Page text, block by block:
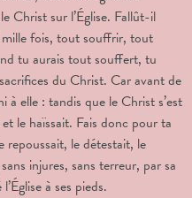
Christ sur l’Église. Fallût-il
fois, tout souffrir, tout
tu aurais tout souffert, tu
du Christ. Car avant de
à elle : tandis que le Christ s’est
le haïssait. Fais donc pour ta
repoussait, le détestait, le
injures, sans terreur, par sa
à ses pieds.